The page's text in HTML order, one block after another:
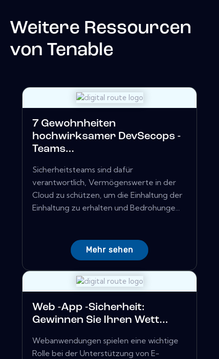
Weitere Ressourcen
von Tenable
7 Gewohnheiten
hochwirksamer DevSecops -
Teams...
Sicherheitsteams sind dafür
verantwortlich, Vermögenswerte in der
Cloud zu schützen, um die Einhaltung der
Einhaltung zu erhalten und Bedrohunge...
Mehr sehen
Web -App -Sicherheit:
Gewinnen Sie Ihren Wett...
Webanwendungen spielen eine wichtige
Rolle bei der Unterstützung von E-